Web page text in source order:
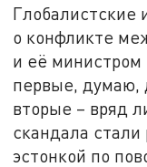
о конфликте
и её
первые, думаю,
вторые – вряд
скандала
эстонкой по